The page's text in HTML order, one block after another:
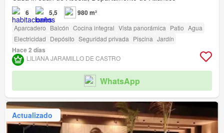
6 5,5 980 m²
Aparcadero Balcón Cocina integral Vista panorámica Patio Agua
Electricidad Depósito Seguridad privada Piscina Jardín
Hace 2 días
LILIANA JARAMILLO DE CASTRO
WhatsApp
Actualizado